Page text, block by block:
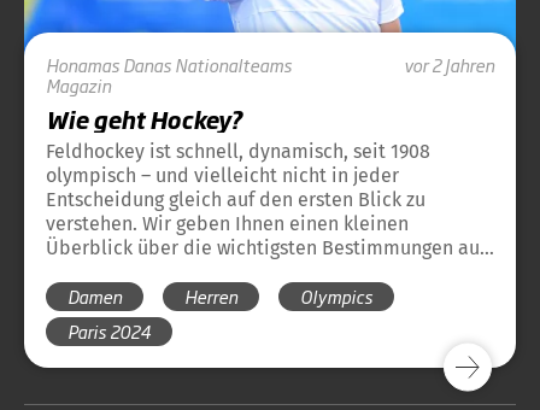
HonamasDanasNationalteams
Magazin
vor 2 Jahren
Wie geht Hockey?
Feldhockey ist schnell, dynamisch, seit 1908
olympisch – und vielleicht nicht in jeder
Entscheidung gleich auf den ersten Blick zu
verstehen. Wir geben Ihnen einen kleinen
Überblick über die wichtigsten Bestimmungen aus
Feldhockey. Damit sich der Hockey-Regel-
Dschungel auch für die neuen Hockeyfreunde ganz
schnell lichtet.
Damen Herren
Olympics
Paris 2024